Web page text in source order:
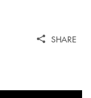
SHARE